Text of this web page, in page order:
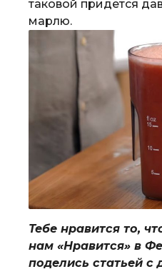
таковой придется
марлю.
Тебе нравится то,
нам «Нравится» в
поделись статьей с